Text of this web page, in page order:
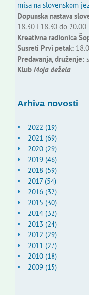
misa na slovenskom
Dopunska nastava
18.30 i 18.30 do 20.00
Kreativna radionica
Susreti Prvi petak:
Predavanja, druženje:
Klub Moja dežela
Arhiva novosti
2022 (19)
2021 (69)
2020 (29)
2019 (46)
2018 (59)
2017 (54)
2016 (32)
2015 (30)
2014 (32)
2013 (24)
2012 (29)
2011 (27)
2010 (18)
2009 (15)